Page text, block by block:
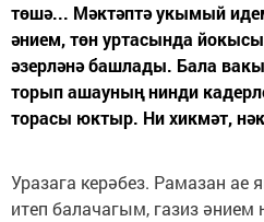
төшә... Мәктәптә укымый
әнием, төн уртасында
әзерләнә башлады. Бала
торып ашауның нинди
торасы юктыр. Ни хикмәт,
Уразага керәбез. Рамазан ае
итеп балачагым, газиз әнием